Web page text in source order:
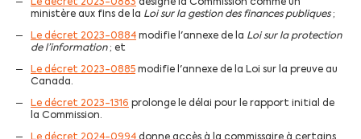
Le décret 2023-0883 désigne la Commission comme un
ministère aux fins de la Loi sur la gestion des finances publiques;
Le décret 2023-0884 modifie l'annexe de la Loi sur la protection
de l’information; et
Le décret 2023-0885 modifie l'annexe de la Loi sur la preuve au
Canada.
Le décret 2023-1316 prolonge le délai pour le rapport initial de
la Commission.